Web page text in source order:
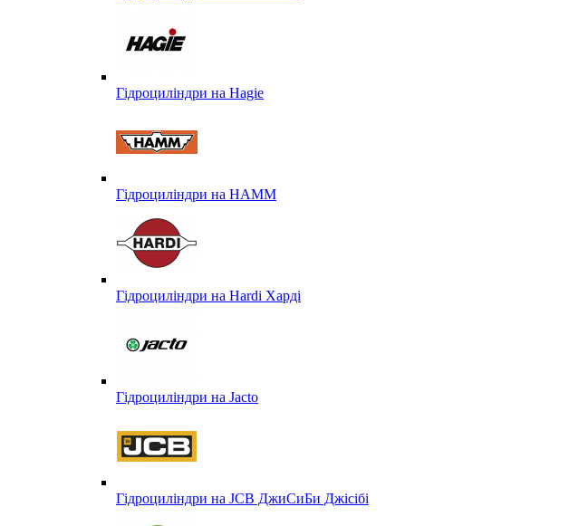
Гідроциліндри на Hagie
Гідроциліндри на HAMM
Гідроциліндри на Hardi Харді
Гідроциліндри на Jacto
Гідроциліндри на JCB ДжиСиБи Джісібі